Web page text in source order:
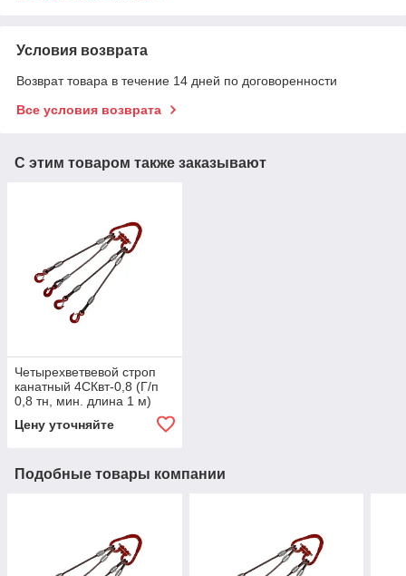
Условия возврата
Возврат товара в течение 14 дней по договоренности
Все условия возврата
С этим товаром также заказывают
Четырехветвевой строп
канатный 4СКвт-0,8 (Г/п
0,8 тн, мин. длина 1 м)
Цену уточняйте
Подобные товары компании